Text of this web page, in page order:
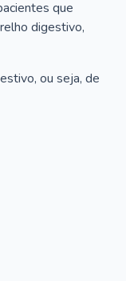
que
digestivo,
ou seja, de